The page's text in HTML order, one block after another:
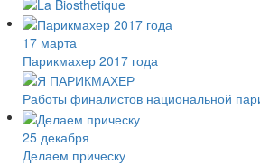
17 марта
Парикмахер 2017 года
Работы финалистов национальной
25 декабря
Делаем прическу